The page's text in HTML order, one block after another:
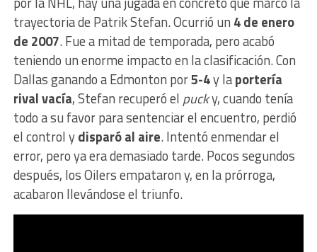
trayectoria de Patrik Stefan. Ocurrió un 4 de enero
de 2007. Fue a mitad de temporada, pero acabó
teniendo un enorme impacto en la clasificación. Con
Dallas ganando a Edmonton por5-4y laportería
rival vacía, Stefan recuperó el pucky, cuando tenía
todo a su favor para sentenciar el encuentro, perdió
el control ydisparó al aire. Intentó enmendar el
error, pero ya era demasiado tarde. Pocos segundos
después, los Oilers empataron y, en la prórroga,
acabaron llevándose el triunfo.